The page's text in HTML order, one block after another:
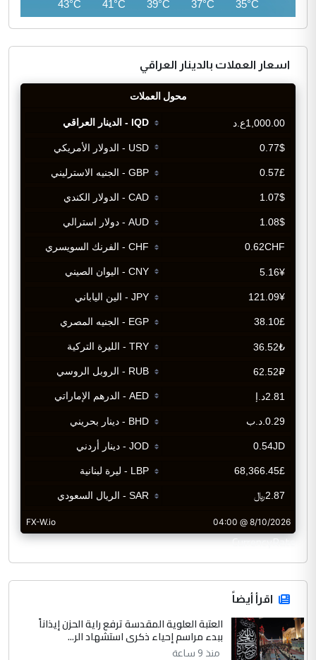
35°C
37°C
39°C
41°C
43°C
اسعار العملات بالدينار العراقي
CurrencyRate
اقرأ أيضاً
العتبة العلوية المقدسة ترفع راية الحزن إيذاناً
ببدء مراسم إحياء ذكرى استشهاد الر...
منذ 9 ساعة